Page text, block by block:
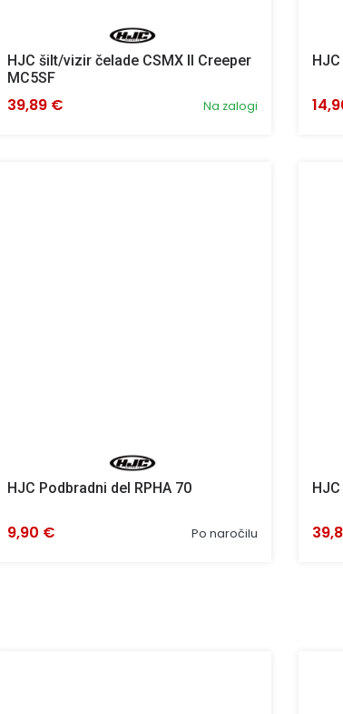
HJC šilt/vizir čelade CSMX II Creeper
MC5SF
Na zalogi
39,89 €
HJC Podbradni del RPHA 70
Po naročilu
9,90 €